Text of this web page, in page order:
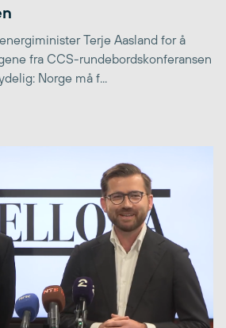
Terje Aasland for å
fra CCS-rundebordskonferansen
Norge må f...